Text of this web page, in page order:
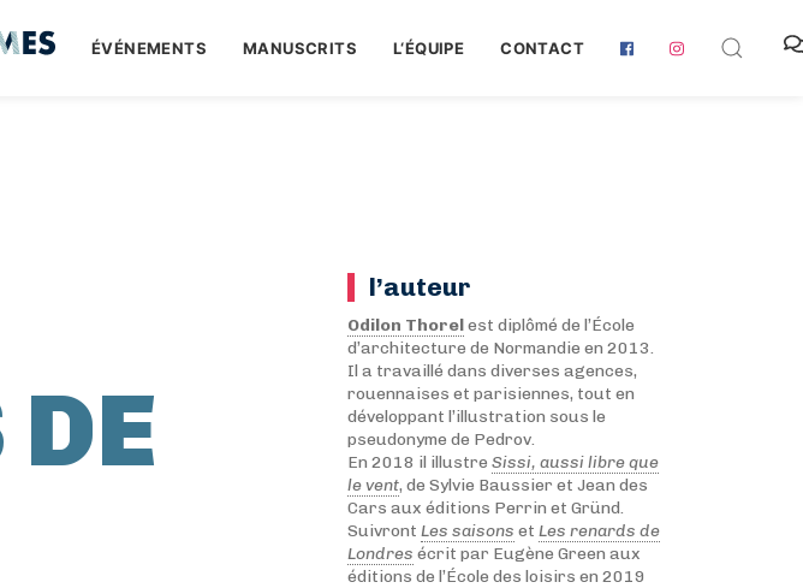
ÉVÉNEMENTS MANUSCRITS L‘ÉQUIPE CONTACT
l’auteur
Odilon Thorelest diplômé de l’École
d’architecture de Normandie en 2013.
Il a travaillé dans diverses agences,
rouennaises et parisiennes, tout en
développant l’illustration sous le
pseudonyme de Pedrov.
En 2018 il illustre Sissi, aussi libre que
le vent, de Sylvie Baussier et Jean des
Cars aux éditions Perrin et Gründ.
Suivront Les saisons et Les renards de
Londres écrit par Eugène Green aux
éditions de l’École des loisirs en 2019